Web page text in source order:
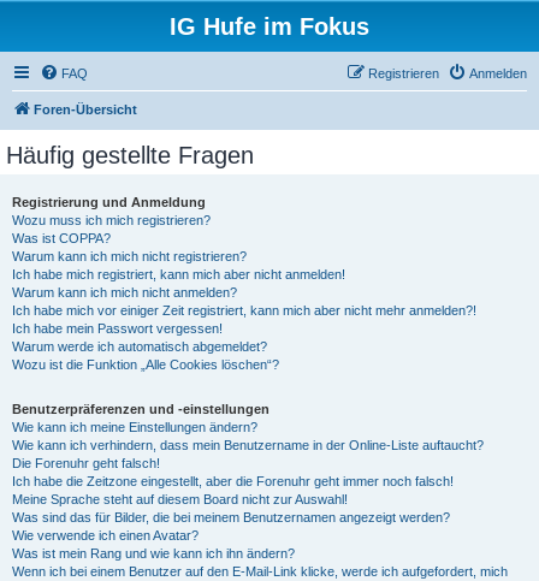
IG Hufe im Fokus
FAQ Anmelden
Registrieren
Foren-Übersicht
Häufig gestellte Fragen
Registrierung und Anmeldung
Wozu muss ich mich registrieren?
Was ist COPPA?
Warum kann ich mich nicht registrieren?
Ich habe mich registriert, kann mich aber nicht anmelden!
Warum kann ich mich nicht anmelden?
Ich habe mich vor einiger Zeit registriert, kann mich aber nicht mehr anmelden?!
Ich habe mein Passwort vergessen!
Warum werde ich automatisch abgemeldet?
Wozu ist die Funktion „Alle Cookies löschen“?
Benutzerpräferenzen und -einstellungen
Wie kann ich meine Einstellungen ändern?
Wie kann ich verhindern, dass mein Benutzername in der Online-Liste auftaucht?
Die Forenuhr geht falsch!
Ich habe die Zeitzone eingestellt, aber die Forenuhr geht immer noch falsch!
Meine Sprache steht auf diesem Board nicht zur Auswahl!
Was sind das für Bilder, die bei meinem Benutzernamen angezeigt werden?
Wie verwende ich einen Avatar?
Was ist mein Rang und wie kann ich ihn ändern?
Wenn ich bei einem Benutzer auf den E-Mail-Link klicke, werde ich aufgefordert, mich